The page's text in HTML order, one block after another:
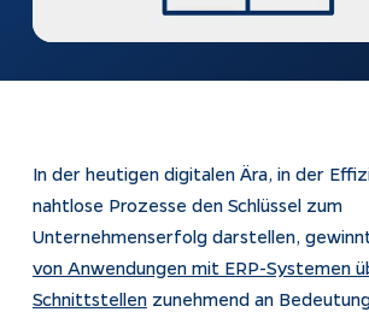
In der heutigen digitalen Ära, in der
nahtlose Prozesse den Schlüssel zum
Unternehmenserfolg darstellen,
von Anwendungen mit ERP-Systemen
Schnittstellenzunehmend an